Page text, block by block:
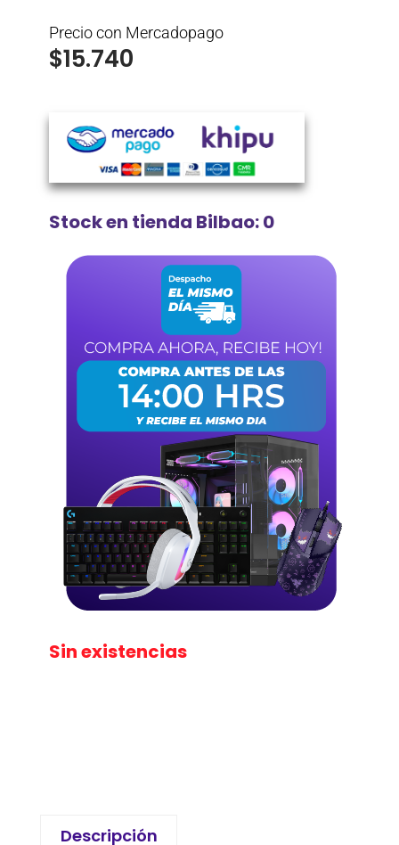
Precio con Mercadopago
$15.740
Stock en tienda Bilbao: 0
Sin existencias
Descripción